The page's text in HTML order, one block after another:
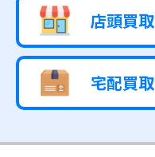
店頭買取
宅配買取